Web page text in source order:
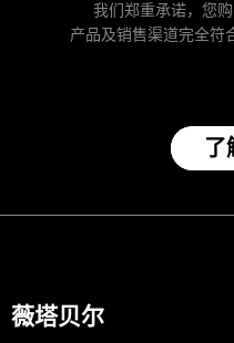
我们郑重承诺，您
产品及销售渠道完全符
了
薇塔贝尔